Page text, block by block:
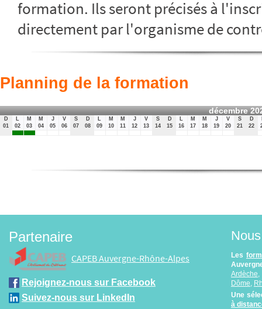
formation. Ils seront précisés à
directement par l'organisme de
Planning de la formation
décembre
D
01
02
M
03
M
04
J
05
V
06
S
07
D
08
09
M
10
M
11
J
12
V
13
S
14
D
15
16
M
17
M
18
J
19
V
20
S
21
D
22
Partenaire
CAPEB Auvergne-Rhône-Alpes
Rejoignez-nous sur Facebook
Suivez-nous sur LinkedIn
Les
Ardèche
Dôme,
Une
à